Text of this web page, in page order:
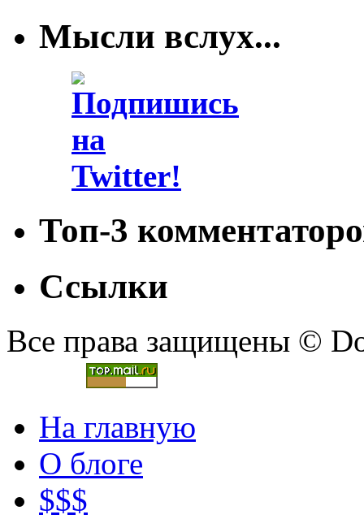
Мысли вслух...
Топ-3
Ссылки
Все права защищены ©
На главную
О блоге
$$$